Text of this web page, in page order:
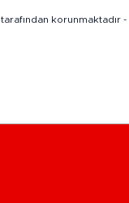
korunmaktadır -